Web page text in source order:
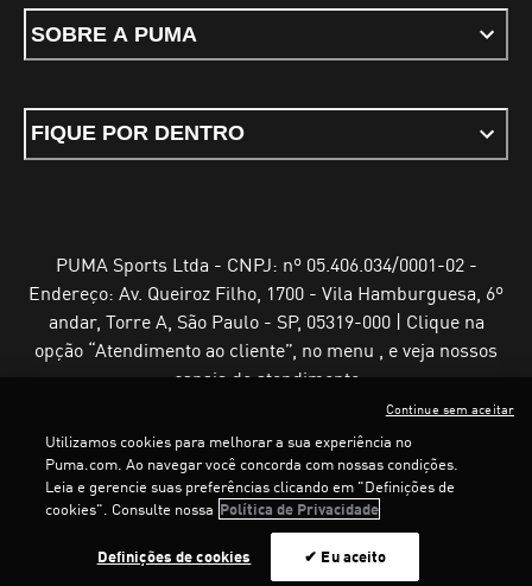
SOBRE A PUMA
FIQUE POR DENTRO
PUMA Sports Ltda - CNPJ: nº 05.406.034/0001-02 -
Endereço: Av. Queiroz Filho, 1700 - Vila Hamburguesa, 6º
andar, Torre A, São Paulo - SP, 05319-000 | Clique na
opção “Atendimento ao cliente”, no menu , e veja nossos
canais de atendimento
Termos e Condições de UsoPolítica de Privacidade
Configurador de cookies
PUMA, 2025. Todos os direitos reservados
Utilizamos cookies para melhorar a sua experiência no
Puma.com. Ao navegar você concorda com nossas condições.
Leia e gerencie suas preferências clicando em "Definições de
cookies". Consulte nossa Política de Privacidade
Definições de cookies ✔ Eu aceito
Continue sem aceitar